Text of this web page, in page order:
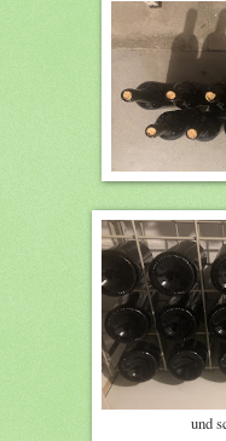
und